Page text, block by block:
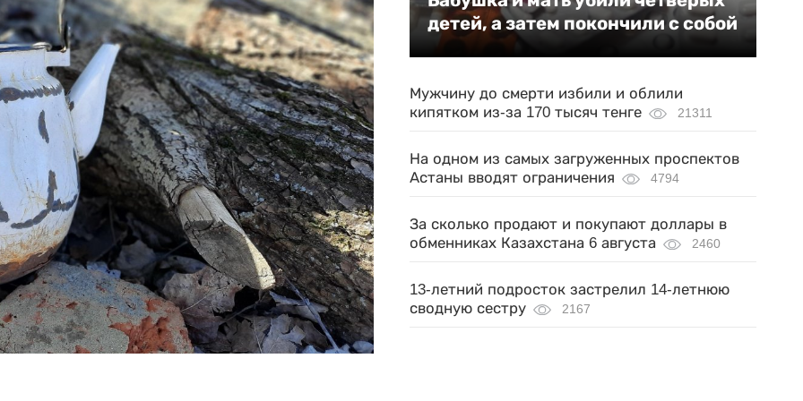
детей, а затем покончили с собой
Мужчину до смерти избили и облили
кипятком из-за 170 тысяч тенге
21311
На одном из самых загруженных проспектов
Астаны вводят ограничения
4794
За сколько продают и покупают доллары в
обменниках Казахстана 6 августа
2460
13-летний подросток застрелил 14-летнюю
сводную сестру
2167